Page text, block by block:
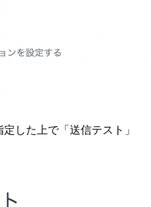
した上で「送信テスト」